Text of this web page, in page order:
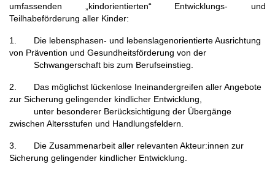
umfassenden „kindorientierten“ Entwicklungs- und
Teilhabeförderung aller Kinder:
1. Die lebensphasen- und lebenslagenorientierte Ausrichtung
von Prävention und Gesundheitsförderung von der
Schwangerschaft bis zum Berufseinstieg.
2. Das möglichst lückenlose Ineinandergreifen aller Angebote
zur Sicherung gelingender kindlicher Entwicklung,
unter besonderer Berücksichtigung der Übergänge
zwischen Altersstufen und Handlungsfeldern.
3. Die Zusammenarbeit aller relevanten Akteur:innen zur
Sicherung gelingender kindlicher Entwicklung.